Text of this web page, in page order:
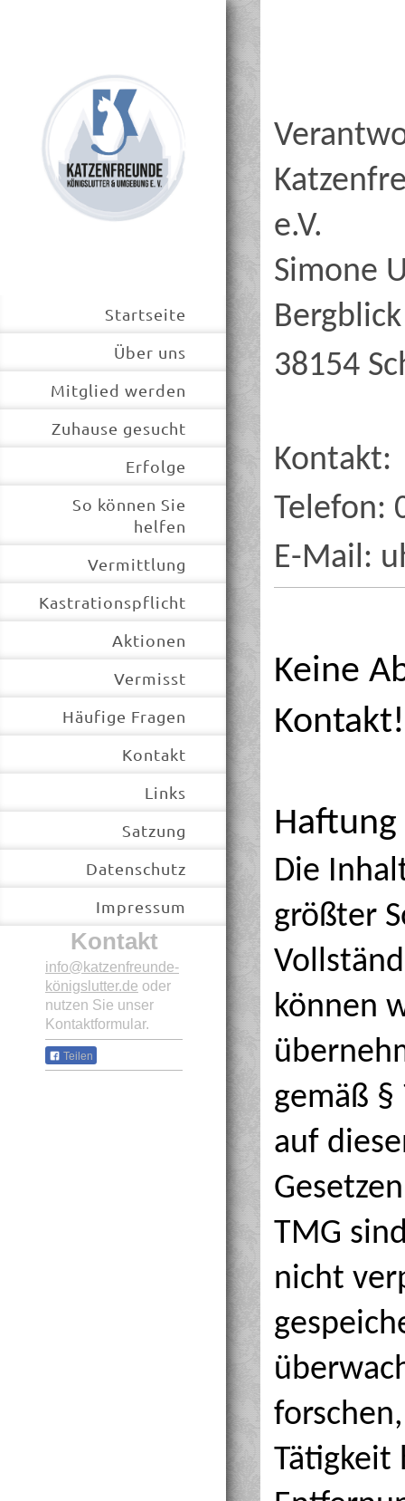
Startseite
Über uns
Mitglied werden
Zuhause gesucht
Erfolge
So können Sie
helfen
Vermittlung
Kastrationspflicht
Aktionen
Vermisst
Häufige Fragen
Kontakt
Links
Satzung
Datenschutz
Impressum
Kontakt
info@katzenfreunde-
königslutter.de oder
nutzen Sie unser
Kontaktformular.
Teilen
e.V.
Simone
38154
Kontakt:
Telefon:
E-Mail:
Keine
Kontakt!
Die
größter
können
gemäß
auf
TMG
nicht
Tätigkeit